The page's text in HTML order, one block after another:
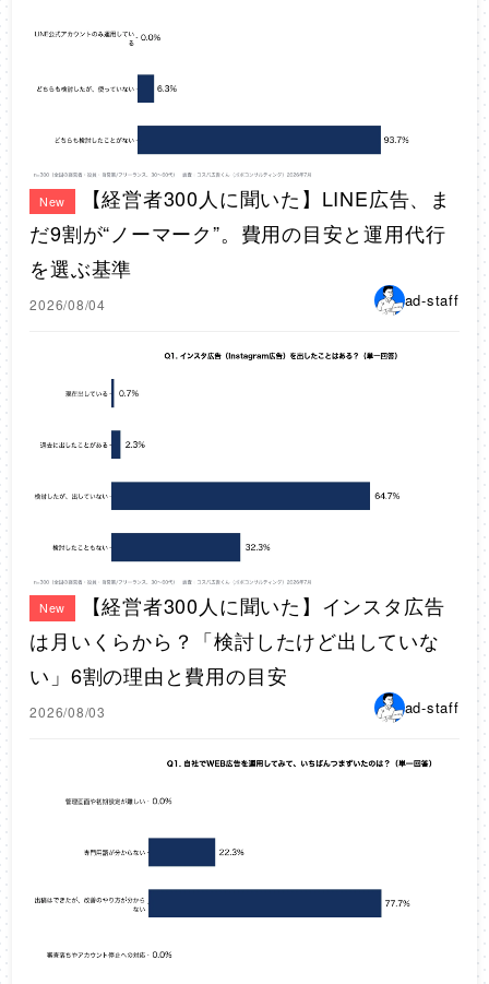
New
【経営者300人に聞いた】LINE広告、ま
だ9割が“ノーマーク”。費用の目安と運用代行
を選ぶ基準
2026/08/04 ad-staff
New
【経営者300人に聞いた】インスタ広告
は月いくらから？「検討したけど出していな
い」6割の理由と費用の目安
2026/08/03 ad-staff